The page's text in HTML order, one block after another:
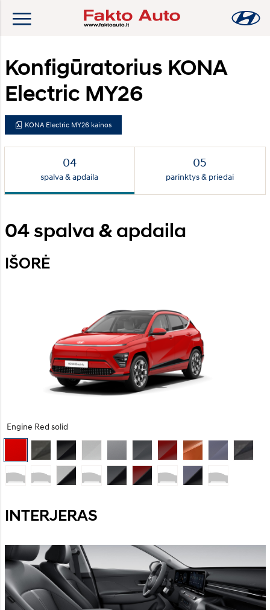
Konfigūratorius KONA
Electric MY26
KONA Electric MY26 kainos
spalva & apdaila parinktys & priedai
04spalva & apdaila
IŠORĖ
Engine Red solid
INTERJERAS